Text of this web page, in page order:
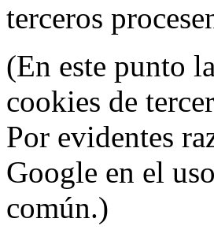
terceros
(En este punto
cookies de
Por evidentes
Google en el
común.)